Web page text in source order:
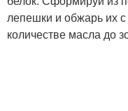
лепешки и обжарь их
количестве масла до